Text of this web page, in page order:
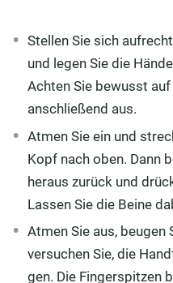
Stellen Sie sich
und legen Sie die
Achten Sie bewusst
anschließend aus.
Atmen Sie ein und
Kopf nach oben. Dann
heraus zurück und
Lassen Sie die Beine
Atmen Sie aus, beugen
versuchen Sie, die
gen. Die Fingerspitzen